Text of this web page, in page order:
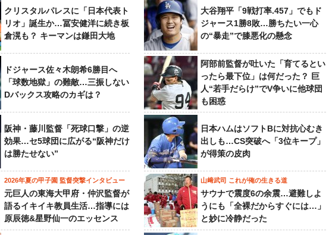
クリスタルパレスに「日本代表ト
リオ」誕生か…冨安健洋に続き板
倉滉も？ キーマンは鎌田大地
大谷翔平「9戦打率.457」でもド
ジャース1勝8敗…勝ちたい一心
の“暴走”で膝悪化の懸念
ドジャース佐々木朗希6勝目へ
「球数地獄」の難敵…三振しない
Dバックス攻略のカギは？
阿部前監督が吐いた「育てるとい
ったら最下位」は何だった？ 巨
人“若手だらけ”でV争いに他球団
も困惑
阪神・藤川監督「死球口撃」の逆
効果…セ5球団に広がる“阪神だけ
は勝たせない”
日本ハムはソフトBに対抗心むき
出しも…CS突破へ「3位キープ」
が得策の皮肉
2026年夏の甲子園 監督突撃インタビュー
元巨人の東海大甲府・仲沢監督が
語るイキイキ教員生活…指導には
原辰徳&星野仙一のエッセンス
山﨑武司 これが俺の生きる道
サウナで震度6の余震…避難しよ
うにも「全裸だからすぐには…」
と妙に冷静だった